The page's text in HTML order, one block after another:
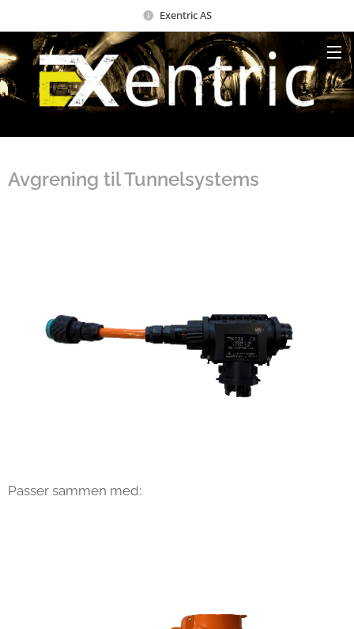
Exentric AS
Avgrening til Tunnelsystems
Passer sammen med: